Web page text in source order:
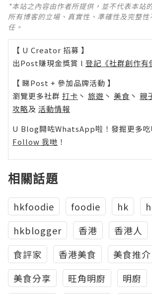
*本站之內容由作者所提供，並不代表本站
所有博客的立場、真實性、準確性及完整
任。
【 U Creator 招募 】
出Post賺現金獎賞 l 登記《社群創作有
【 睇Post + 參加品牌活動 】
瀏覽更多社群 打卡 丶 旅遊 丶 美食 丶 親
攻略及 活動情報
U Blog開咗WhatsApp啦！發掘更多吃
Follow 我哋 ！
相關話題
hkfoodie foodie hk
hkblogger
香港 香港人
食評家
香港美食
美食推介
美食分享
旺角明廚 明廚